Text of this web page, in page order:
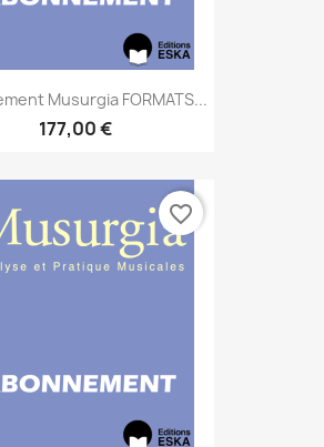
Musurgia FORMATS...
177,00 €
favorite_border